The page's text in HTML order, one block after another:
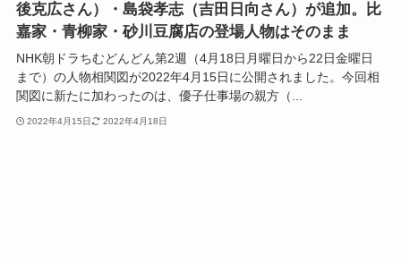
後克広さん）・島袋孝志（吉田日向さん）が追加。比
嘉家・青柳家・砂川豆腐店の登場人物はそのまま
NHK朝ドラちむどんどん第2週（4月18日月曜日から22日金曜日
まで）の人物相関図が2022年4月15日に公開されました。今回相
関図に新たに加わったのは、優子仕事場の親方（...
2022年4月15日 2022年4月18日